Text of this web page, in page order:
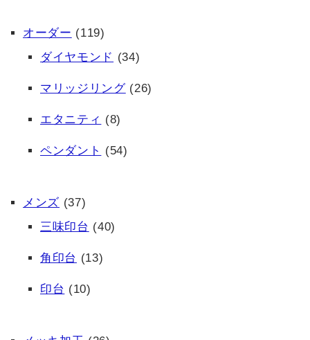
オーダー (119)
ダイヤモンド (34)
マリッジリング(26)
エタニティ (8)
ペンダント (54)
メンズ (37)
三味印台 (40)
角印台 (13)
印台 (10)